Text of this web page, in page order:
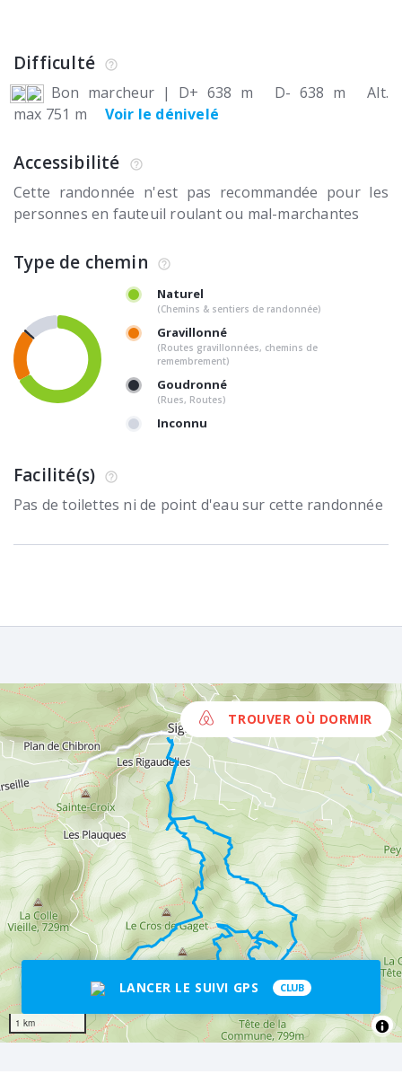
Difficulté
Bon marcheur | D+ 638 m D- 638 m
Alt.
max 751 m
Voir le dénivelé
Accessibilité
Cette randonnée n'est pas recommandée pour les
personnes en fauteuil roulant ou mal-marchantes
Type de chemin
Naturel
(Chemins & sentiers de randonnée)
Gravillonné
(Routes gravillonnées, chemins de
remembrement)
Goudronné
(Rues, Routes)
Inconnu
Facilité(s)
Pas de toilettes ni de point d'eau sur cette randonnée
1 km
TROUVER OÙ DORMIR
LANCER LE SUIVI GPS CLUB